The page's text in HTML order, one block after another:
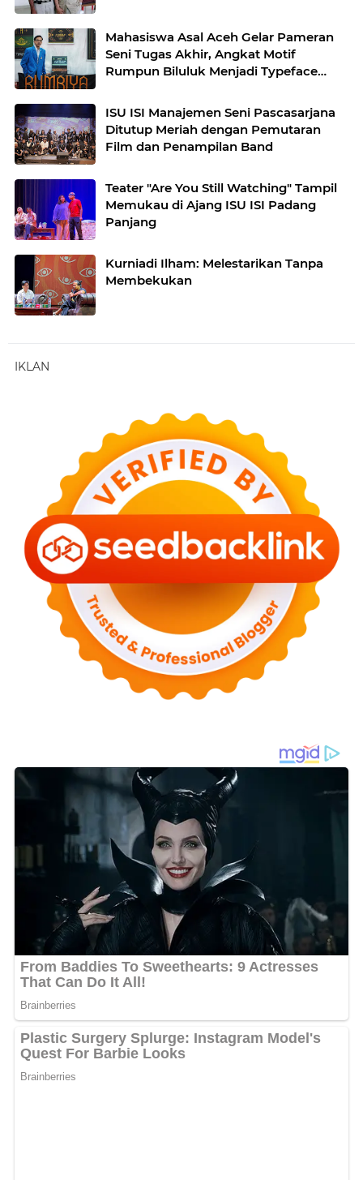
Mahasiswa Asal Aceh Gelar Pameran
Seni Tugas Akhir, Angkat Motif
Rumpun Biluluk Menjadi Typeface
ISU ISI Manajemen Seni Pascasarjana
Ditutup Meriah dengan Pemutaran
Film dan Penampilan Band
Teater "Are You Still Watching" Tampil
Memukau di Ajang ISU ISI Padang
Panjang
Kurniadi Ilham: Melestarikan Tanpa
Membekukan
IKLAN